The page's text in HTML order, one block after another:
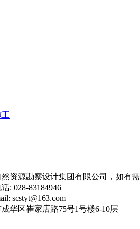
资源勘察设计集团有限公司，如有
: 028-83184946
scstyt@163.com
华区崔家店路75号1号楼6-10层